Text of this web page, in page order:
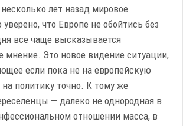
лет назад мировое
что Европе не обойтись без
все чаще высказывается
мнение. Это новое видение ситуации,
если пока не на европейскую
политику точно. К тому же
— далеко не однородная в
отношении масса, в